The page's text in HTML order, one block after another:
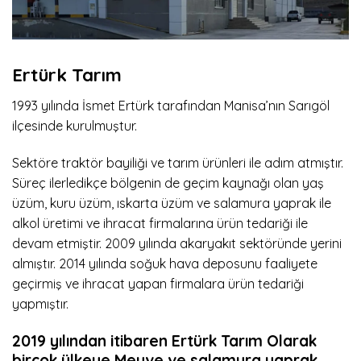
Ertürk Tarım
1993 yılında İsmet Ertürk tarafından Manisa’nın Sarıgöl
ilçesinde kurulmuştur.
Sektöre traktör bayiliği ve tarım ürünleri ile adım atmıştır.
Süreç ilerledikçe bölgenin de geçim kaynağı olan yaş
üzüm, kuru üzüm, ıskarta üzüm ve salamura yaprak ile
alkol üretimi ve ihracat firmalarına ürün tedariği ile
devam etmiştir. 2009 yılında akaryakıt sektöründe yerini
almıştır. 2014 yılında soğuk hava deposunu faaliyete
geçirmiş ve ihracat yapan firmalara ürün tedariği
yapmıştır.
2019 yılından itibaren Ertürk Tarım Olarak